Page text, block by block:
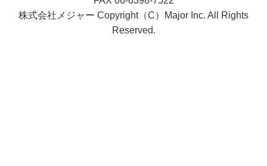
株式会社メジャー Copyright（C）Major Inc. All Rights
Reserved.